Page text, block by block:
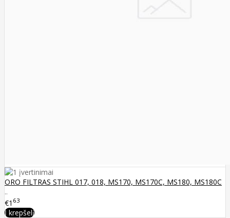
ORO FILTRAS STIHL 017, 018, MS170, MS170C, MS180, MS180C
..
€1 63
Į krepšelį